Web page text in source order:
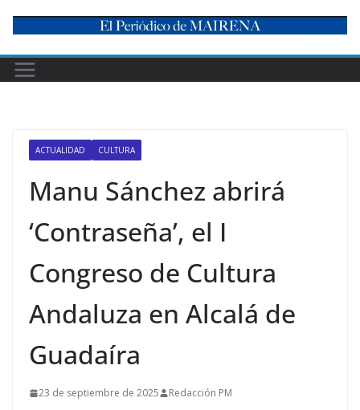
content
ACTUALIDAD CULTURA
Manu Sánchez abrirá
‘Contraseña’, el I
Congreso de Cultura
Andaluza en Alcalá de
Guadaíra
23 de septiembre de 2025 Redacción PM